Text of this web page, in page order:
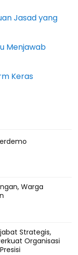
Jasad yang
Menjawab
Keras
Warga
Strategis,
Organisasi